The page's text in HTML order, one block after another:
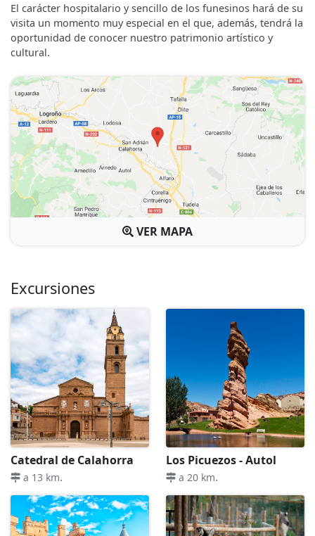
El carácter hospitalario y sencillo de los funesinos hará de su
visita un momento muy especial en el que, además, tendrá la
oportunidad de conocer nuestro patrimonio artístico y
cultural.
VER MAPA
Excursiones
Catedral de Calahorra
a 13 km.
Los Picuezos - Autol
a 20 km.